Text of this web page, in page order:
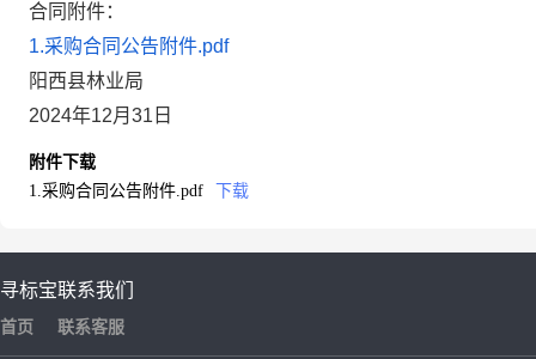
合同附件：
1.采购合同公告附件.pdf
阳西县林业局
2024年12月31日
附件下载
1.采购合同公告附件.pdf
下载
寻标宝
首页
联系我们
联系客服